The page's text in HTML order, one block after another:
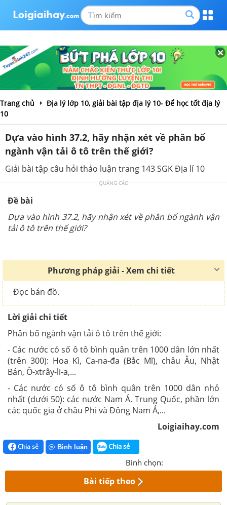
Trang chủ
Địa lý lớp 10, giải bài tập địa lý 10- Để học tốt địa lý
10
Dựa vào hình 37.2, hãy nhận xét về phân bố
ngành vận tải ô tô trên thế giới?
Giải bài tập câu hỏi thảo luận trang 143 SGK Địa lí 10
QUẢNG CÁO
Đề bài
Dựa vào hình 37.2, hãy nhận xét về phân bố ngành vận
tải ô tô trên thế giới?
Phương pháp giải - Xem chi tiết
Đọc bản đồ.
Lời giải chi tiết
Phân bố ngành vận tải ô tô trên thế giới:
- Các nước có số ô tô bình quân trên 1000 dân lớn nhất
(trên 300): Hoa Kì, Ca-na-đa (Bắc Mĩ), châu Âu, Nhật
Bản, Ô-xtrây-li-a,...
- Các nước có số ô tô bình quân trên 1000 dân nhỏ
nhất (dưới 50): các nước Nam Á. Trung Quốc, phần lớn
các quốc gia ở châu Phi và Đông Nam Á,...
Loigiaihay.com
Chia sẻ Bình luận Chia sẻ
Bình chọn:
Bài tiếp theo